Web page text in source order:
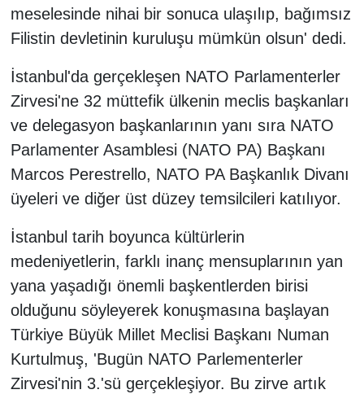
meselesinde nihai bir sonuca ulaşılıp, bağımsız
Filistin devletinin kuruluşu mümkün olsun' dedi.
İstanbul'da gerçekleşen NATO Parlamenterler
Zirvesi'ne 32 müttefik ülkenin meclis başkanları
ve delegasyon başkanlarının yanı sıra NATO
Parlamenter Asamblesi (NATO PA) Başkanı
Marcos Perestrello, NATO PA Başkanlık Divanı
üyeleri ve diğer üst düzey temsilcileri katılıyor.
İstanbul tarih boyunca kültürlerin
medeniyetlerin, farklı inanç mensuplarının yan
yana yaşadığı önemli başkentlerden birisi
olduğunu söyleyerek konuşmasına başlayan
Türkiye Büyük Millet Meclisi Başkanı Numan
Kurtulmuş, 'Bugün NATO Parlementerler
Zirvesi'nin 3.'sü gerçekleşiyor. Bu zirve artık